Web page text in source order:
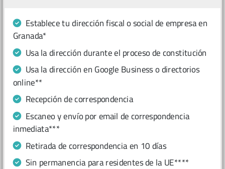
Establece tu dirección fiscal o social de empresa en
Granada*
Usa la dirección durante el proceso de constitución
Usa la dirección en Google Business o directorios
online**
Recepción de correspondencia
Escaneo y envío por email de correspondencia
inmediata***
Retirada de correspondencia en 10 días
Sin permanencia para residentes de la UE****